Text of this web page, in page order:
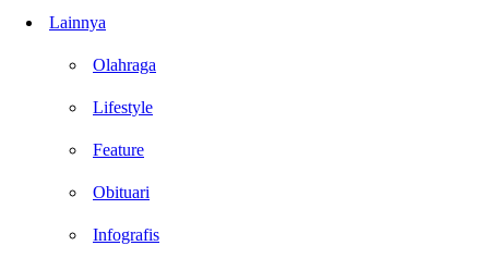
Lainnya
Olahraga
Lifestyle
Feature
Obituari
Infografis